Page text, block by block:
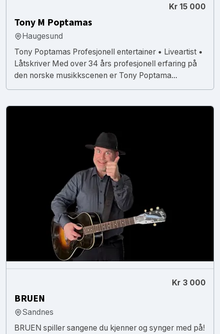
Kr 15 000
Tony M Poptamas
Haugesund
Tony Poptamas Profesjonell entertainer • Liveartist •
Låtskriver Med over 34 års profesjonell erfaring på
den norske musikkscenen er Tony Poptama...
Kr 3 000
BRUEN
Sandnes
BRUEN spiller sangene du kjenner og synger med på!